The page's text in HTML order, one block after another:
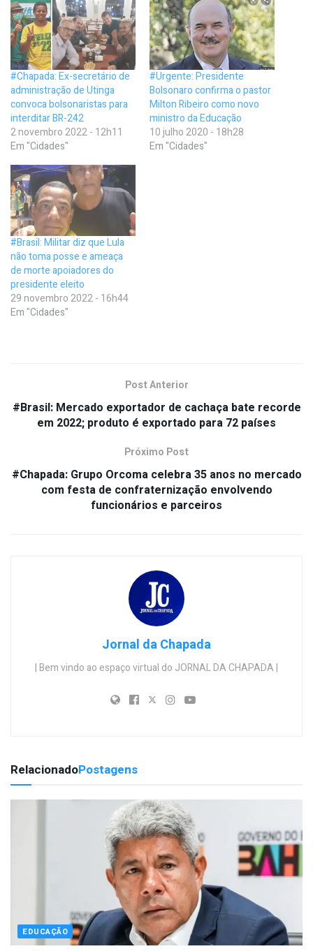
#Chapada: Ex-secretário de
administração de Utinga
convoca bolsonaristas para
interditar BR-242
2 novembro 2022 - 12h11
Em "Cidades"
#Urgente: Presidente
Bolsonaro confirma o pastor
Milton Ribeiro como novo
ministro da Educação
10 julho 2020 - 18h28
Em "Cidades"
#Brasil: Militar diz que Lula
não toma posse e ameaça
de morte apoiadores do
presidente eleito
29 novembro 2022 - 16h44
Em "Cidades"
Post Anterior
#Brasil: Mercado exportador de cachaça bate recorde
em 2022; produto é exportado para 72 países
Próximo Post
#Chapada: Grupo Orcoma celebra 35 anos no mercado
com festa de confraternização envolvendo
funcionários e parceiros
Jornal da Chapada
| Bem vindo ao espaço virtual do JORNAL DA CHAPADA |
RelacionadoPostagens
EDUCAÇÃO